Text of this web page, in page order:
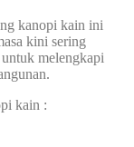
kanopi kain ini
kini sering
melengkapi
kain :